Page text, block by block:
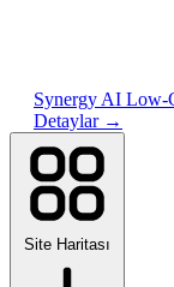
Synergy AI Low-
Detaylar →
Site Haritası